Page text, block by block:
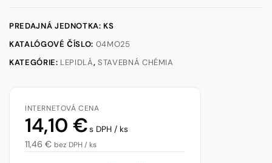
PREDAJNÁ JEDNOTKA: KS
KATALÓGOVÉ ČÍSLO: 04MO25
KATEGÓRIE: LEPIDLÁ,STAVEBNÁ CHÉMIA
INTERNETOVÁ CENA
14,10 €s DPH / ks
11,46 € bez DPH / ks